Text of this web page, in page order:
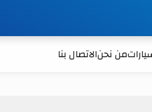
من نحنالاتصال بنا